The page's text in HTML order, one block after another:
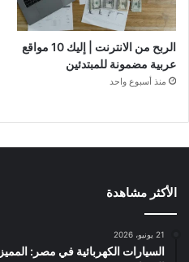
الربح من الانترنت | إليك 10 مواقع
عربية مضمونة للمبتدئين
منذ أسبوع واحد
الأكثر مشاهدة
21 يونيو، 2026
السيارات الكهربائية في مصر: